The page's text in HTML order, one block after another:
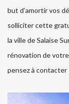
but d’amortir vos
solliciter cette
la ville de Salaise
rénovation de votre
pensez à contacter